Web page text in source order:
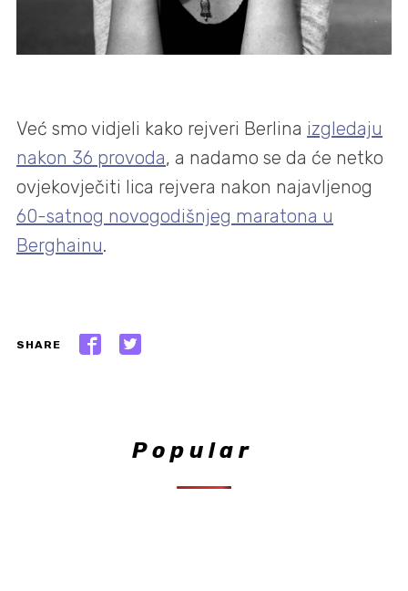
Već smo vidjeli kako rejveri Berlina izgledaju
nakon 36 provoda, a nadamo se da će netko
ovjekovječiti lica rejvera nakon najavljenog
60-satnog novogodišnjeg maratona u
Berghainu.
SHARE
Popular